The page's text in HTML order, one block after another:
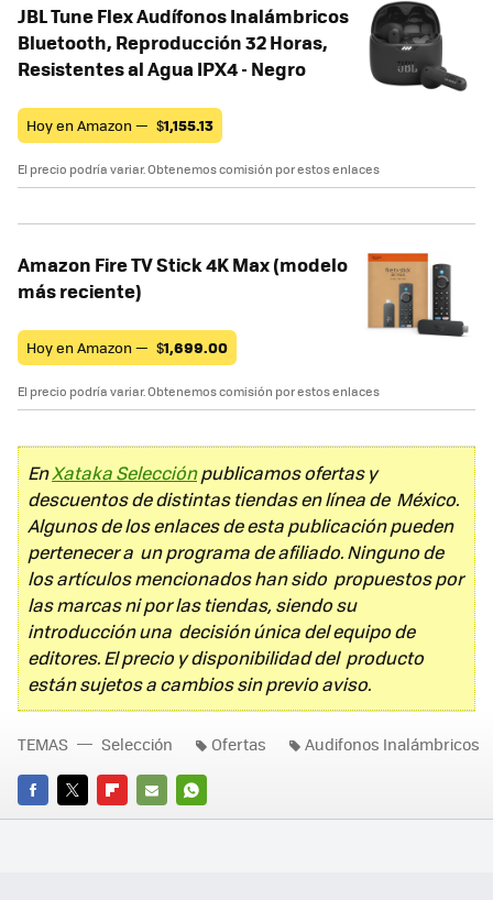
JBL Tune Flex Audífonos Inalámbricos
Bluetooth, Reproducción 32 Horas,
Resistentes al Agua IPX4 - Negro
Hoy en Amazon — $1,155.13
El precio podría variar. Obtenemos comisión por estos enlaces
Amazon Fire TV Stick 4K Max (modelo
más reciente)
Hoy en Amazon — $1,699.00
El precio podría variar. Obtenemos comisión por estos enlaces
EnXataka Selecciónpublicamos ofertas y
descuentos de distintas tiendas en línea de México.
Algunos de los enlaces de esta publicación pueden
pertenecer a un programa de afiliado. Ninguno de
los artículos mencionados han sido propuestos por
las marcas ni por las tiendas, siendo su
introducción una decisión única del equipo de
editores. El precio y disponibilidad del producto
están sujetos a cambios sin previo aviso.
FACEBOOK
TWITTERFLIPBOARD
E-
WHATSAPP
TEMAS Selección Ofertas Audifonos Inalámbricos